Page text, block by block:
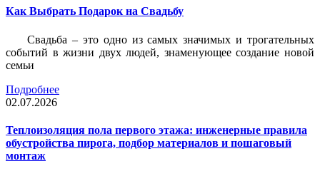
Как Выбрать Подарок на Свадьбу
Свадьба – это одно из самых значимых и трогательных
событий в жизни двух людей, знаменующее создание новой
семьи
Подробнее
02.07.2026
Теплоизоляция пола первого этажа: инженерные правила
обустройства пирога, подбор материалов и пошаговый
монтаж